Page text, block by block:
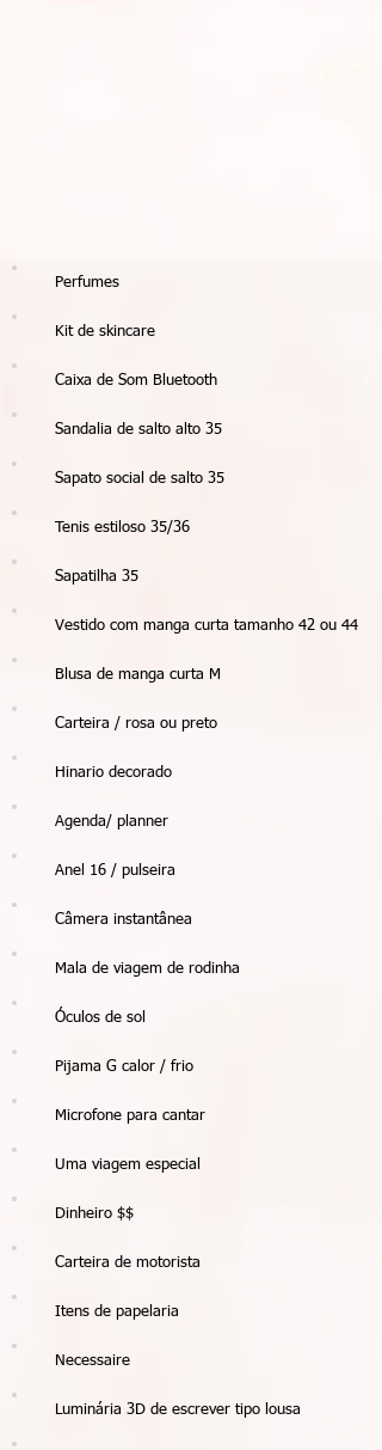
Perfumes
Kit de skincare
Caixa de Som Bluetooth
Sandalia de salto alto 35
Sapato social de salto 35
Tenis estiloso 35/36
Sapatilha 35
Vestido com manga curta tamanho 42 ou 44
Blusa de manga curta M
Carteira / rosa ou preto
Hinario decorado
Agenda/ planner
Anel 16 / pulseira
Câmera instantânea
Mala de viagem de rodinha
Óculos de sol
Pijama G calor / frio
Microfone para cantar
Uma viagem especial
Dinheiro $$
Carteira de motorista
Itens de papelaria
Necessaire
Luminária 3D de escrever tipo lousa